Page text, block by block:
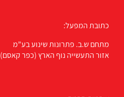
כתובת המפעל:
מתחם ש.ב. פתרונות שינוע בע”מ
אזור התעשייה נוף הארץ (כפר קאסם)